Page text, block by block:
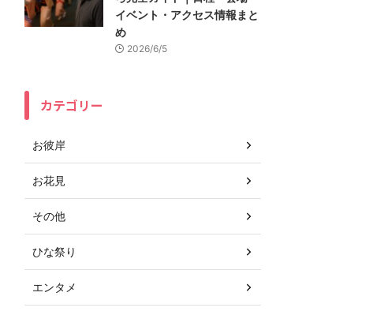
イベント・アクセス情報まと
め
2026/6/5
カテゴリー
お彼岸
お花見
その他
ひな祭り
エンタメ